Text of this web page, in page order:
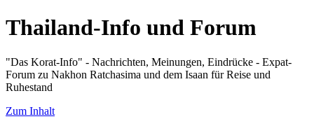
Thailand-Info und Forum
"Das Korat-Info" - Nachrichten, Meinungen, Eindrücke - Expat-
Forum zu Nakhon Ratchasima und dem Isaan für Reise und
Ruhestand
Zum Inhalt